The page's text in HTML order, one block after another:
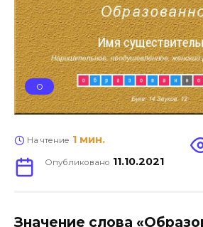
О
На чтение 1 мин.
Опубликовано 11.10.2021
Значение слова